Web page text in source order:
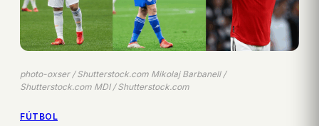
photo-oxser / Shutterstock.com Mikolaj Barbanell /
Shutterstock.com MDI / Shutterstock.com
FÚTBOL